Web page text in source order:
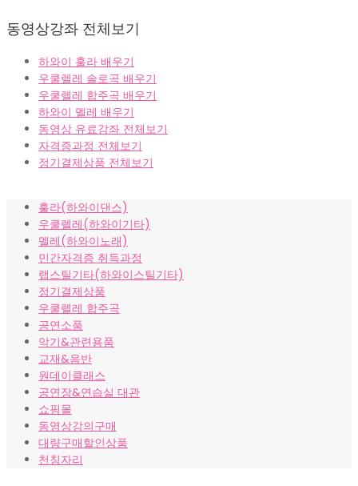
동영상강좌 전체보기
하와이 훌라 배우기
우쿨렐레 솔로곡 배우기
우쿨렐레 합주곡 배우기
하와이 멜레 배우기
동영상 유료강좌 전체보기
자격증과정 전체보기
정기결제상품 전체보기
훌라(하와이댄스)
우쿨렐레(하와이기타)
멜레(하와이노래)
민간자격증 취득과정
랩스틸기타(하와이스틸기타)
정기결제상품
우쿨렐레 합주곡
공연소품
악기&관련용품
교재&음반
원데이클래스
공연장&연습실 대관
쇼핑몰
동영상강의구매
대량구매할인상품
천칭자리